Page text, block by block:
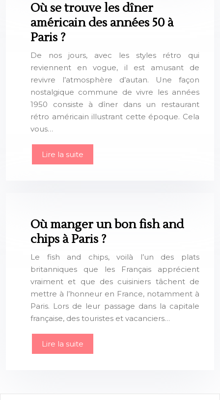
Où se trouve les dîner
américain des années 50 à
Paris ?
De nos jours, avec les styles rétro qui
reviennent en vogue, il est amusant de
revivre l’atmosphère d’autan. Une façon
nostalgique commune de vivre les années
1950 consiste à dîner dans un restaurant
rétro américain illustrant cette époque. Cela
vous…
Lire la suite
Où manger un bon fish and
chips à Paris ?
Le fish and chips, voilà l’un des plats
britanniques que les Français apprécient
vraiment et que des cuisiniers tâchent de
mettre à l’honneur en France, notamment à
Paris. Lors de leur passage dans la capitale
française, des touristes et vacanciers…
Lire la suite